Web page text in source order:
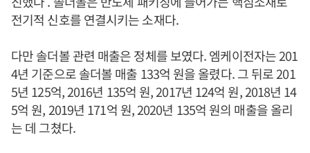
전기적 신호를 연결시키는 소재다.
다만 솔더볼 관련 매출은 정체를 보였다. 엠케이전자는 201
4년 기준으로 솔더볼 매출 133억 원을 올렸다. 그 뒤로 201
5년 125억, 2016년 135억 원, 2017년 124억 원, 2018년 14
5억 원, 2019년 171억 원, 2020년 135억 원의 매출을 올리
는 데 그쳤다.